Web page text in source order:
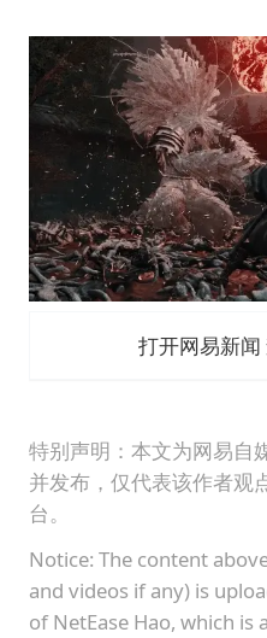
打开网易新
特别声明：本文为网易自
并发布，仅代表该作者观
台。
Notice: The content
and videos if any) is
of NetEase Hao, which